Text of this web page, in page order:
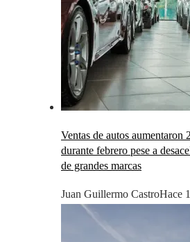
Ventas de autos aumentaron
durante febrero pese a
de grandes marcas
Juan Guillermo CastroHace